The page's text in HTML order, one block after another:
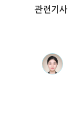
관련기사